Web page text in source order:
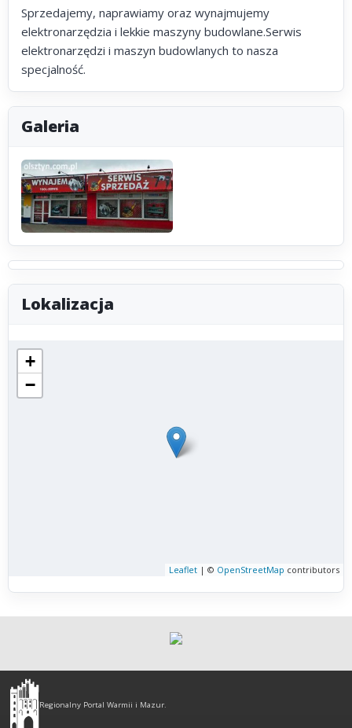
Sprzedajemy, naprawiamy oraz wynajmujemy
elektronarzędzia i lekkie maszyny budowlane.Serwis
elektronarzędzi i maszyn budowlanych to nasza
specjalność.
Galeria
Lokalizacja
+
−
Leaflet | © OpenStreetMap contributors
Olsztyn
-
Regionalny Portal Warmii i Mazur.